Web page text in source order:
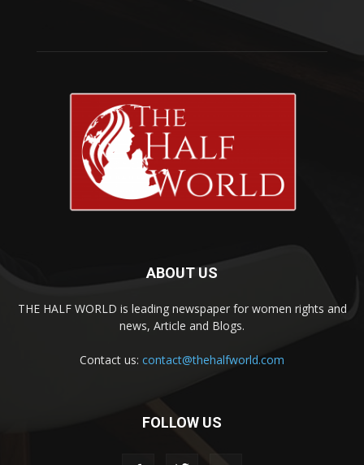
ABOUT US
THE HALF WORLD is leading newspaper for women rights and
news, Article and Blogs.
Contact us: contact@thehalfworld.com
FOLLOW US